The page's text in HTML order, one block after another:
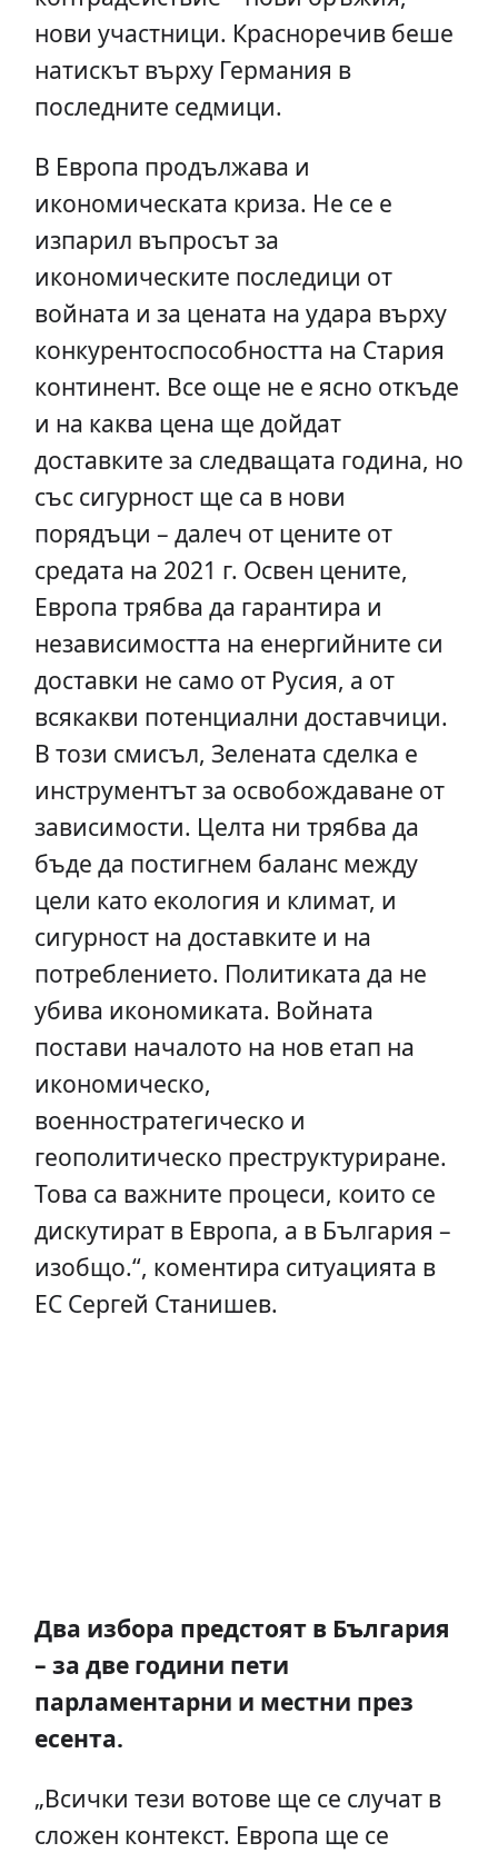
нови участници. Красноречив беше
натискът върху Германия в
последните седмици.
В Европа продължава и
икономическата криза. Не се е
изпарил въпросът за
икономическите последици от
войната и за цената на удара върху
конкурентоспособността на Стария
континент. Все още не е ясно откъде
и на каква цена ще дойдат
доставките за следващата година, но
със сигурност ще са в нови
порядъци – далеч от цените от
средата на 2021 г. Освен цените,
Европа трябва да гарантира и
независимостта на енергийните си
доставки не само от Русия, а от
всякакви потенциални доставчици.
В този смисъл, Зелената сделка е
инструментът за освобождаване от
зависимости. Целта ни трябва да
бъде да постигнем баланс между
цели като екология и климат, и
сигурност на доставките и на
потреблението. Политиката да не
убива икономиката. Войната
постави началото на нов етап на
икономическо,
военностратегическо и
геополитическо преструктуриране.
Това са важните процеси, които се
дискутират в Европа, а в България –
изобщо.“, коментира ситуацията в
ЕС Сергей Станишев.
Два избора предстоят в България
– за две години пети
парламентарни и местни през
есента.
„Всички тези вотове ще се случат в
сложен контекст. Европа ще се